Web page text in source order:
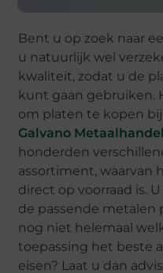
Bent u op zoek naar
u natuurlijk wel
kwaliteit, zodat u de
kunt gaan gebruiken.
om platen te kopen bij
Galvano Metaalhandel
honderden
assortiment, waarvan
direct op voorraad is.
de passende metalen
nog niet helemaal
toepassing het beste
eisen? Laat u dan